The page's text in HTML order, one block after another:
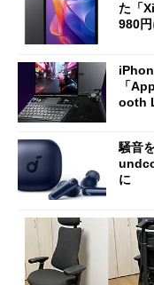
た「
980円
「
ooth
騒音
に